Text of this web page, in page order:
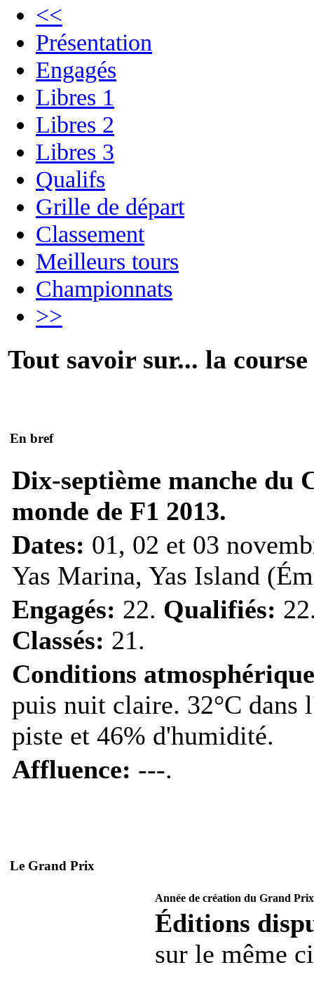
<<
Présentation
Engagés
Libres 1
Libres 2
Libres 3
Qualifs
Grille de départ
Classement
Meilleurs tours
Championnats
>>
Tout savoir sur... la course
En bref
Dix-septième manche du
monde de F1 2013.
Dates: 01, 02 et 03
Yas Marina, Yas Island
Engagés: 22. Qualifiés:
Classés: 21.
Conditions
puis nuit claire. 32°C dans
piste et 46% d'humidité.
Affluence: ---.
Le Grand Prix
Année de création du Grand
Éditions
sur le même